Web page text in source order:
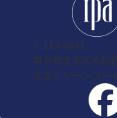
〒113-6591
東京都文京区本駒
文京グリーンコー